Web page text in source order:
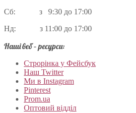
Сб: з 9:30 до 17:00
Нд: з 11:00 до 17:00
Наші веб – ресурси:
Строрінка у Фейсбук
Наш Twitter
Ми в Instagram
Pinterest
Prom.ua
Оптовий відділ